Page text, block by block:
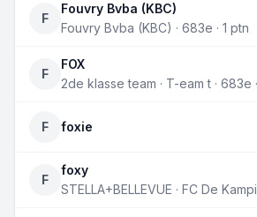
F
Fouvry Bvba (KBC)
Fouvry Bvba (KBC) · 683e · 1 ptn
F
FOX
2de klasse team · T-eam t · 683e
F foxie
F
foxy